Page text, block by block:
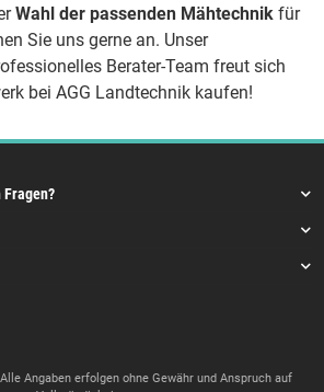
Wahl der passenden Mähtechnik für
Sie uns gerne an. Unser
Berater-Team freut sich
bei AGG Landtechnik kaufen!
Fragen?
Angaben erfolgen ohne Gewähr und Anspruch auf